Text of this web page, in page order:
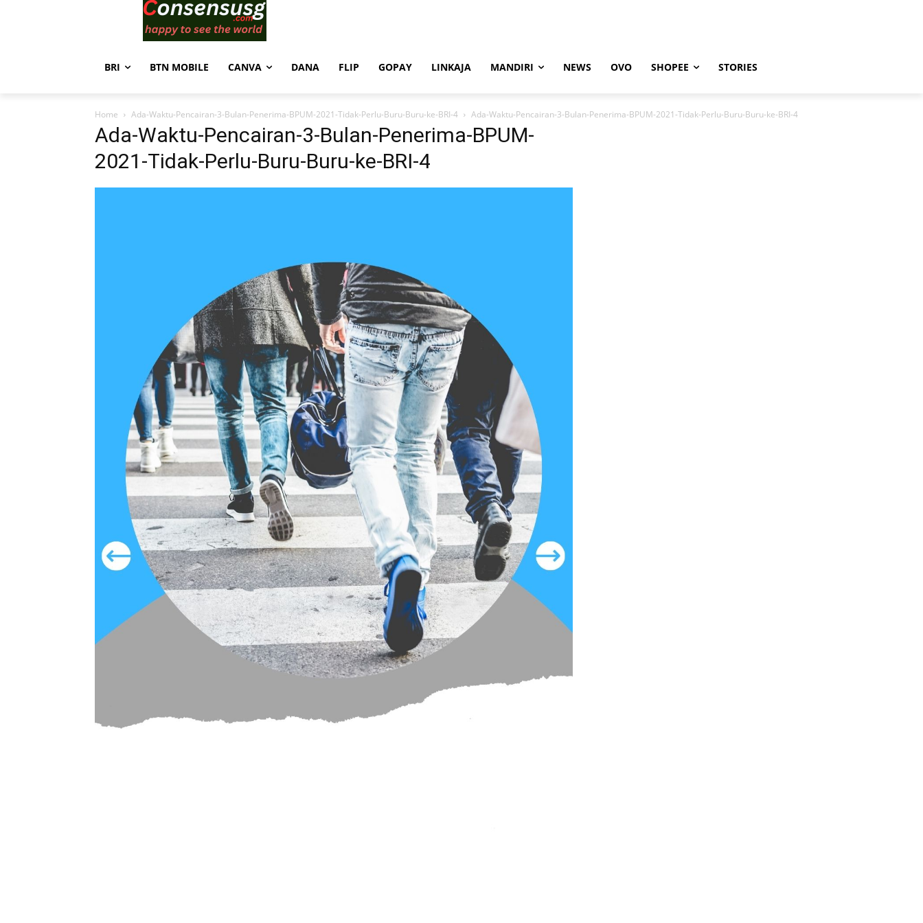
BRI BTN MOBILE CANVA DANA FLIP GOPAY LINKAJA MANDIRI NEWS OVO SHOPEE STORIES
Home Ada-Waktu-Pencairan-3-Bulan-Penerima-BPUM-2021-Tidak-Perlu-Buru-Buru-ke-BRI-4 Ada-Waktu-Pencairan-3-Bulan-Penerima-BPUM-2021-Tidak-Perlu-Buru-Buru-ke-BRI-4
Ada-Waktu-Pencairan-3-Bulan-Penerima-BPUM-
2021-Tidak-Perlu-Buru-Buru-ke-BRI-4